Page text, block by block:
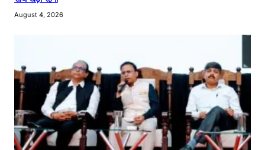
August 4, 2026